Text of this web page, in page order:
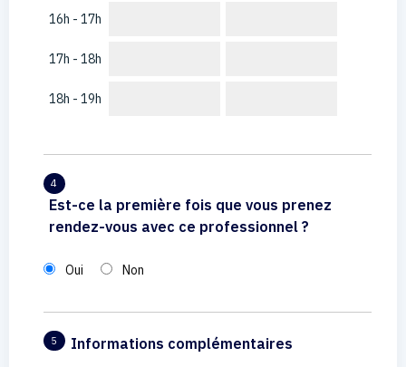
16h - 17h
17h - 18h
18h - 19h
4
Est-ce la première fois que vous prenez
rendez-vous avec ce professionnel ?
Oui Non
5 Informations complémentaires